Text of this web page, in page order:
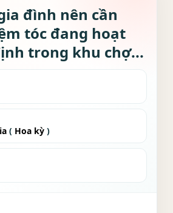
đình nên cần
tóc đang hoạt
trong khu chợ...
( Hoa kỳ )